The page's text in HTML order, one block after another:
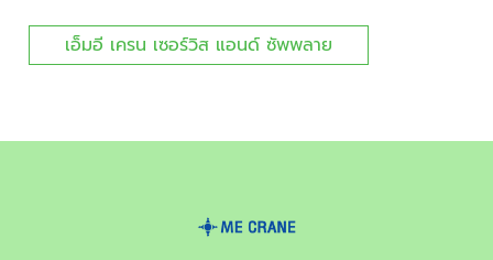
เอ็มอี เครน เซอร์วิส แอนด์ ซัพพลาย